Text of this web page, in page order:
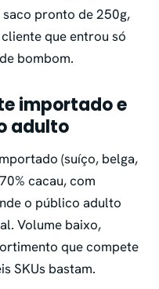
pronto de 250g,
que entrou só
bombom.
importado e
adulto
(suíço, belga,
cacau, com
o público adulto
Volume baixo,
que compete
SKUs bastam.